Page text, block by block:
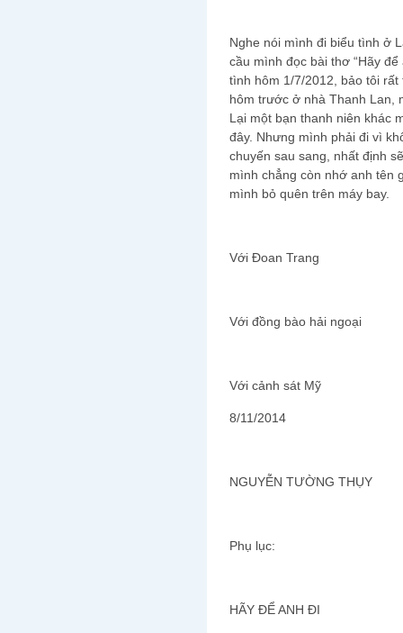
Nghe nói mình đi biểu tình ở
cầu mình đọc bài thơ “Hãy
tình hôm 1/7/2012, bảo tôi
hôm trước ở nhà Thanh Lan,
Lại một bạn thanh niên khác
đây. Nhưng mình phải đi vì
chuyến sau sang, nhất định
mình chẳng còn nhớ anh tên
mình bỏ quên trên máy bay.
Với Đoan Trang
Với đồng bào hải ngoại
Với cảnh sát Mỹ
8/11/2014
NGUYỄN TƯỜNG THỤY
Phụ lục:
HÃY ĐỂ ANH ĐI